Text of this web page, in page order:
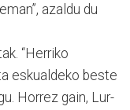
azaldu du
“Herriko
eskualdeko beste
Horrez gain, Lur-